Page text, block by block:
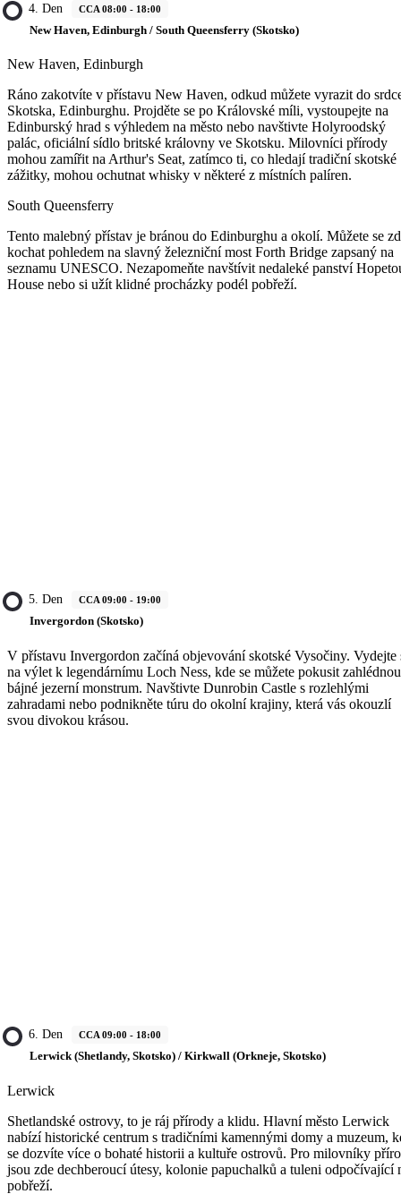
4. Den CCA 08:00 - 18:00
New Haven, Edinburgh / South Queensferry (Skotsko)
New Haven, Edinburgh
Ráno zakotvíte v přístavu New Haven, odkud můžete vyrazit do
Skotska, Edinburghu. Projděte se po Královské míli, vystoupejte na
Edinburský hrad s výhledem na město nebo navštivte Holyroodský
palác, oficiální sídlo britské královny ve Skotsku. Milovníci přírody
mohou zamířit na Arthur's Seat, zatímco ti, co hledají tradiční skotské
zážitky, mohou ochutnat whisky v některé z místních palíren.
South Queensferry
Tento malebný přístav je bránou do Edinburghu a okolí. Můžete se
kochat pohledem na slavný železniční most Forth Bridge zapsaný na
seznamu UNESCO. Nezapomeňte navštívit nedaleké panství
House nebo si užít klidné procházky podél pobřeží.
5. Den CCA 09:00 - 19:00
Invergordon (Skotsko)
V přístavu Invergordon začíná objevování skotské Vysočiny. Vydejte
na výlet k legendárnímu Loch Ness, kde se můžete pokusit
bájné jezerní monstrum. Navštivte Dunrobin Castle s rozlehlými
zahradami nebo podnikněte túru do okolní krajiny, která vás okouzlí
svou divokou krásou.
6. Den CCA 09:00 - 18:00
Lerwick (Shetlandy, Skotsko) / Kirkwall (Orkneje, Skotsko)
Lerwick
Shetlandské ostrovy, to je ráj přírody a klidu. Hlavní město Lerwick
nabízí historické centrum s tradičními kamennými domy a muzeum,
se dozvíte více o bohaté historii a kultuře ostrovů. Pro milovníky
jsou zde dechberoucí útesy, kolonie papuchalků a tuleni odpočívající
pobřeží.